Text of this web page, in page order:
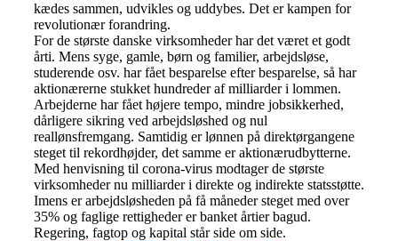
kædes sammen, udvikles og uddybes. Det er kampen for
revolutionær forandring.
For de største danske virksomheder har det været et godt
årti. Mens syge, gamle, børn og familier, arbejdsløse,
studerende osv. har fået besparelse efter besparelse, så har
aktionærerne stukket hundreder af milliarder i lommen.
Arbejderne har fået højere tempo, mindre jobsikkerhed,
dårligere sikring ved arbejdsløshed og nul
reallønsfremgang. Samtidig er lønnen på direktørgangene
steget til rekordhøjder, det samme er aktionærudbytterne.
Med henvisning til corona-virus modtager de største
virksomheder nu milliarder i direkte og indirekte statsstøtte.
Imens er arbejdsløsheden på få måneder steget med over
35% og faglige rettigheder er banket årtier bagud.
Regering, fagtop og kapital står side om side.